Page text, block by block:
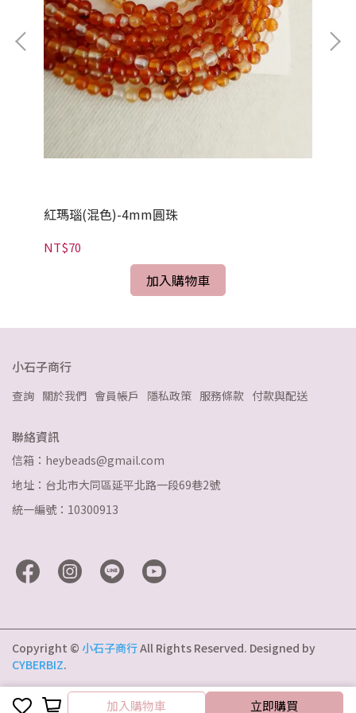
加入購物車
加入購物車 立即購買
紅瑪瑙(混色)-4mm圓珠
NT$70
加入購物車
小石子商行
查詢 關於我們 會員帳戶 隱私政策 服務條款 付款與配送
聯絡資訊
信箱：heybeads@gmail.com
地址：台北市大同區延平北路一段69巷2號
統一編號：10300913
Copyright © 小石子商行All Rights Reserved. Designed by
CYBERBIZ.